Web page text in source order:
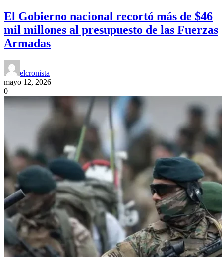
El Gobierno nacional recortó más de $46
mil millones al presupuesto de las Fuerzas
Armadas
elcronista
mayo 12, 2026
0